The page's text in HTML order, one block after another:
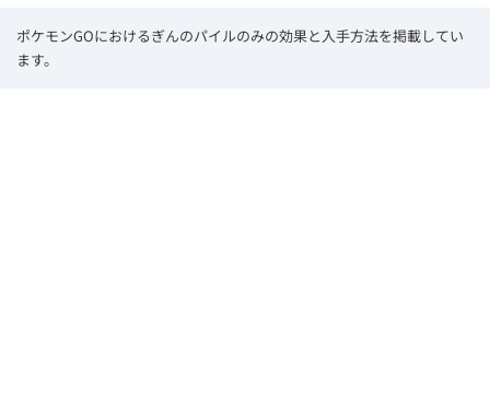
ポケモンGOにおけるぎんのパイルのみの効果と入手方法を掲載してい
ます。